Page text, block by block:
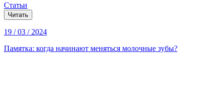
Статьи
Читать
19 / 03 / 2024
Памятка: когда начинают меняться молочные зубы?